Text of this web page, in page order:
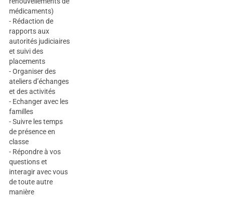
médicaments)
- Rédaction de
rapports aux
autorités judiciaires
et suivi des
placements
- Organiser des
ateliers d’échanges
et des activités
- Echanger avec les
familles
- Suivre les temps
de présence en
classe
- Répondre à vos
questions et
interagir avec vous
de toute autre
manière